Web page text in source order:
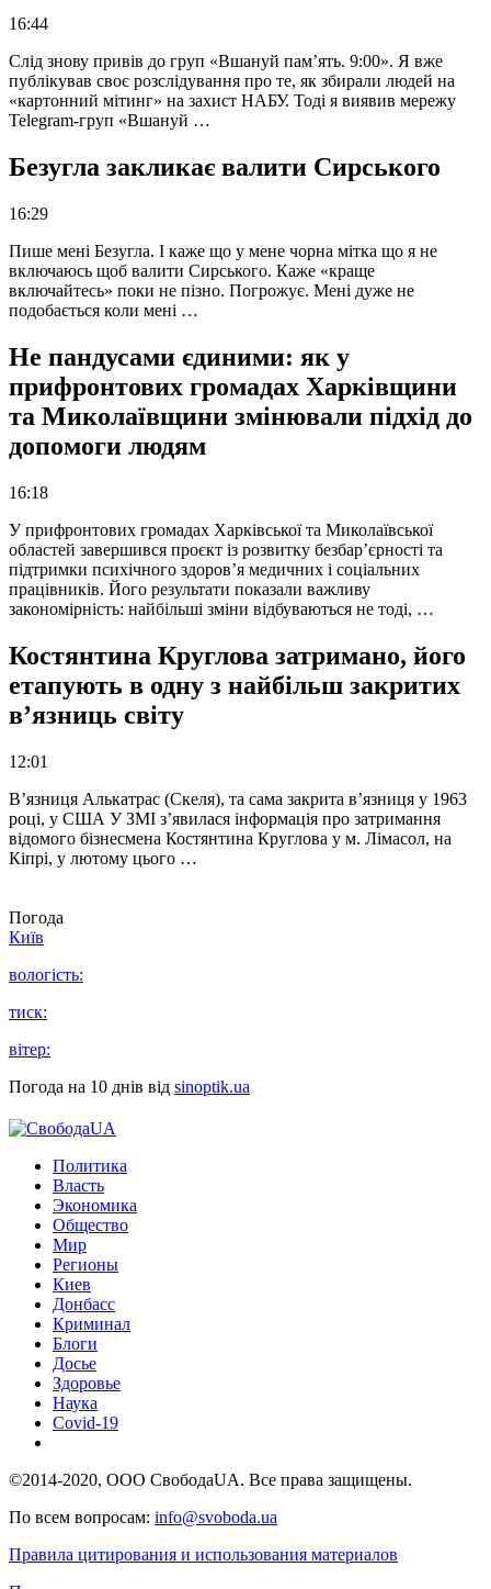
16:44
Слід знову привів до груп «Вшануй пам’ять. 9:00». Я вже
публікував своє розслідування про те, як збирали людей на
«картонний мітинг» на захист НАБУ. Тоді я виявив мережу
Telegram-груп «Вшануй …
Безугла закликає валити Сирського
16:29
Пише мені Безугла. І каже що у мене чорна мітка що я не
включаюсь щоб валити Сирського. Каже «краще
включайтесь» поки не пізно. Погрожує. Мені дуже не
подобається коли мені …
Не пандусами єдиними: як у
прифронтових громадах Харківщини
та Миколаївщини змінювали підхід до
допомоги людям
16:18
У прифронтових громадах Харківської та Миколаївської
областей завершився проєкт із розвитку безбар’єрності та
підтримки психічного здоров’я медичних і соціальних
працівників. Його результати показали важливу
закономірність: найбільші зміни відбуваються не тоді, …
Костянтина Круглова затримано, його
етапують в одну з найбільш закритих
в’язниць світу
12:01
В’язниця Алькатрас (Скеля), та сама закрита в’язниця у 1963
році, у США У ЗМІ з’явилася інформація про затримання
відомого бізнесмена Костянтина Круглова у м. Лімасол, на
Кіпрі, у лютому цього …
Погода
Київ
вологість:
тиск:
вітер:
Погода на 10 днів від sinoptik.ua
Политика
Власть
Экономика
Общество
Мир
Регионы
Киев
Донбасс
Криминал
Блоги
Досье
Здоровье
Наука
Covid-19
©2014-2020, ООО СвободаUA. Все права защищены.
По всем вопросам: info@svoboda.ua
Правила цитирования и использования материалов